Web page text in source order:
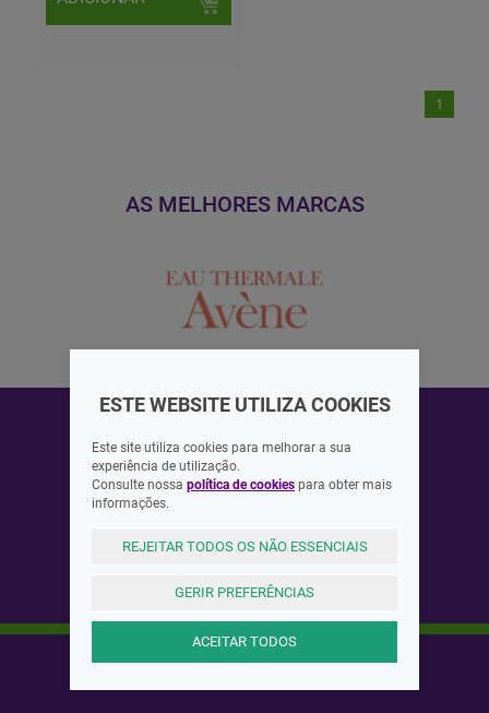
1
AS MELHORES MARCAS
ASSINAR
ESTE WEBSITE UTILIZA COOKIES
Este site utiliza cookies para melhorar a sua
experiência de utilização.
Consulte nossa política de cookies para obter mais
informações.
REJEITAR TODOS OS NÃO ESSENCIAIS
GERIR PREFERÊNCIAS
ACEITAR TODOS